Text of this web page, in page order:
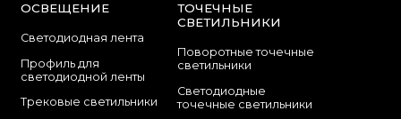
ОСВЕЩЕНИЕ
Светодиодная лента
Профиль для
светодиодной ленты
Трековые светильники
ТОЧЕЧНЫЕ
СВЕТИЛЬНИКИ
Поворотные точечные
светильники
Cветодиодные
точечные светильники